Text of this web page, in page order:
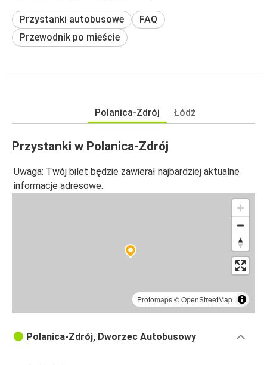
Przystanki autobusowe
FAQ
Przewodnik po mieście
Polanica-Zdrój Łódź
Przystanki w Polanica-Zdrój
Uwaga: Twój bilet będzie zawierał najbardziej aktualne
informacje adresowe.
Protomaps©OpenStreetMap
Polanica-Zdrój, Dworzec Autobusowy